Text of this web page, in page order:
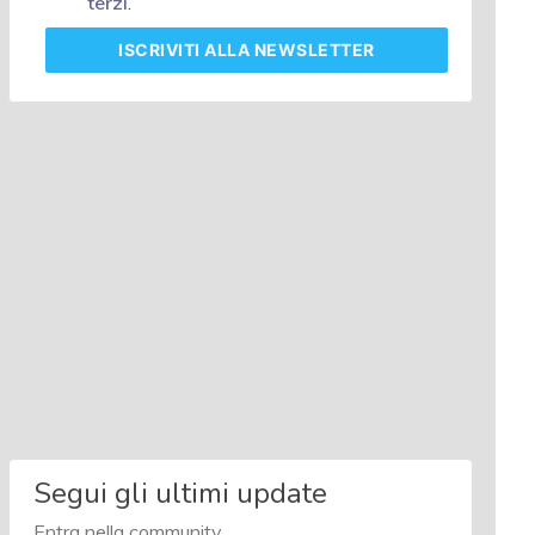
ISCRIVITIALLA NEWSLETTER
Segui gli ultimi update